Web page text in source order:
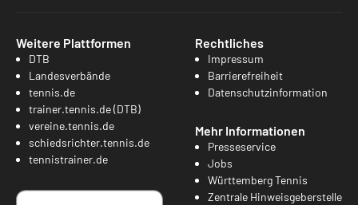
Weitere Plattformen
DTB
Landesverbände
tennis.de
trainer.tennis.de (DTB)
vereine.tennis.de
schiedsrichter.tennis.de
tennistrainer.de
Rechtliches
Impressum
Barrierefreiheit
Datenschutzinformation
Mehr Informationen
Presseservice
Jobs
Württemberg Tennis
Zentrale Hinweisgeberstelle